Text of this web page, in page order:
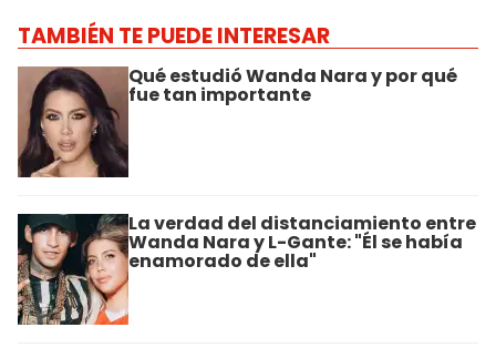
TAMBIÉN TE PUEDE INTERESAR
Qué estudió Wanda Nara y por qué
fue tan importante
La verdad del distanciamiento entre
Wanda Nara y L-Gante: "Él se había
enamorado de ella"